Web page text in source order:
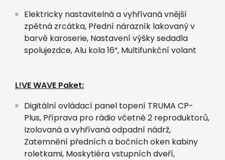
Elektricky nastavitelná a vyhřívaná vnější
zpětná zrcátka, Přední nárazník lakovaný v
barvě karoserie, Nastavení výšky sedadla
spolujezdce, Alu kola 16“, Multifunkční volant
L!VE WAVE Paket:
Digitální ovládací panel topení TRUMA CP-
Plus, Příprava pro rádio včetně 2 reproduktorů,
Izolovaná a vyhřívaná odpadní nádrž,
Zatemnění předních a bočních oken kabiny
roletkami, Moskytiéra vstupních dveří,